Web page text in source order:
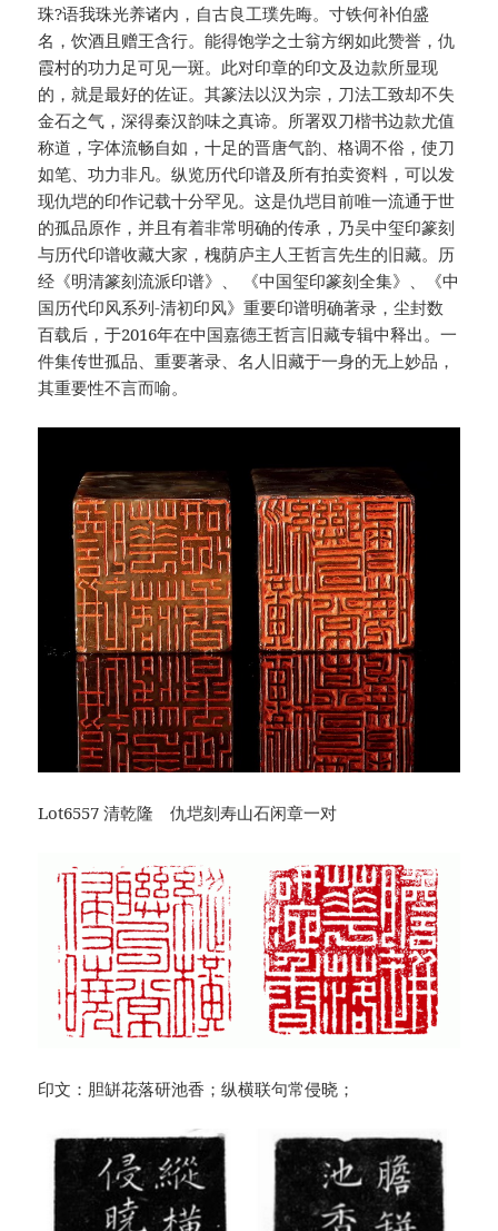
珠?语我珠光养诸内，自古良工璞先晦。寸铁何补伯盛
名，饮酒且赠王含行。能得饱学之士翁方纲如此赞誉，仇
霞村的功力足可见一斑。此对印章的印文及边款所显现
的，就是最好的佐证。其篆法以汉为宗，刀法工致却不失
金石之气，深得秦汉韵味之真谛。所署双刀楷书边款尤值
称道，字体流畅自如，十足的晋唐气韵、格调不俗，使刀
如笔、功力非凡。纵览历代印谱及所有拍卖资料，可以发
现仇垲的印作记载十分罕见。这是仇垲目前唯一流通于世
的孤品原作，并且有着非常明确的传承，乃吴中玺印篆刻
与历代印谱收藏大家，槐荫庐主人王哲言先生的旧藏。历
经《明清篆刻流派印谱》、 《中国玺印篆刻全集》、《中
国历代印风系列-清初印风》重要印谱明确著录，尘封数
百载后，于2016年在中国嘉德王哲言旧藏专辑中释出。一
件集传世孤品、重要著录、名人旧藏于一身的无上妙品，
其重要性不言而喻。
Lot6557 清乾隆 仇垲刻寿山石闲章一对
印文：胆缾花落研池香；纵横联句常侵晓；